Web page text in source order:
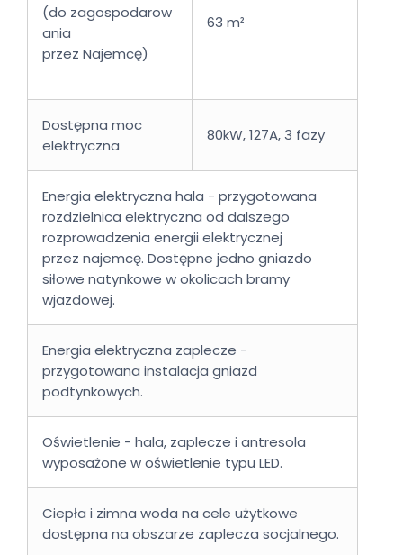
(do zagospodarow
ania
przez Najemcę)
63 m²
Dostępna moc
elektryczna
80kW, 127A, 3 fazy
Energia elektryczna hala - przygotowana
rozdzielnica elektryczna od dalszego
rozprowadzenia energii elektrycznej
przez najemcę. Dostępne jedno gniazdo
siłowe natynkowe w okolicach bramy
wjazdowej.
Energia elektryczna zaplecze -
przygotowana instalacja gniazd
podtynkowych.
Oświetlenie - hala, zaplecze i antresola
wyposażone w oświetlenie typu LED.
Ciepła i zimna woda na cele użytkowe
dostępna na obszarze zaplecza socjalnego.